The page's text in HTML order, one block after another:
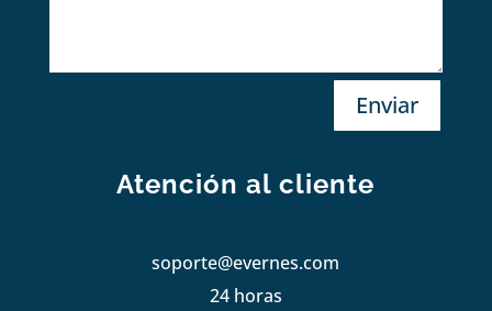
Enviar
Atención al cliente
soporte@evernes.com
24 horas